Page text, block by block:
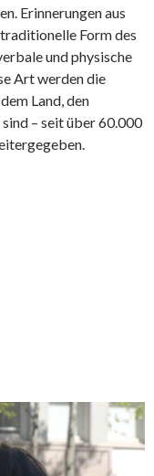
Erinnerungen aus
Form des
und physische
Art werden die
Land, den
– seit über 60.000